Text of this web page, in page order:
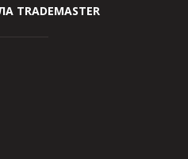
TRADEMASTER